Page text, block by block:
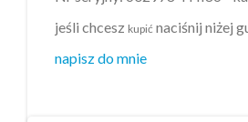
jeśli chcesz kupić naciśnij niżej
napisz do mnie